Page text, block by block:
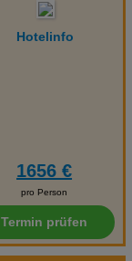
Hotelinfo
1656 €
pro Person
Termin prüfen